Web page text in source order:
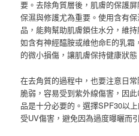
要。去除角質層後，肌膚的保護
保濕與修護尤為重要。使用含有
品，能夠幫助肌膚鎖住水分，維
如含有神經醯胺或維他命E的乳
的微小損傷，讓肌膚保持健康狀態
在去角質的過程中，也要注意日
脆弱，容易受到紫外線傷害，因
品是十分必要的。選擇SPF30以
受UV傷害，避免因為過度曝曬而